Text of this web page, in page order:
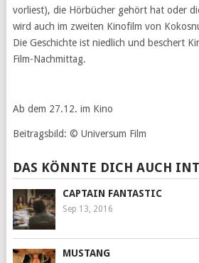
vorliest), die Hörbücher gehört hat oder
wird auch im zweiten Kinofilm von
Die Geschichte ist niedlich und beschert
Film-Nachmittag.
Ab dem 27.12. im Kino
Beitragsbild: © Universum Film
DAS KÖNNTE DICH AUCH
CAPTAIN FANTASTIC
Sep 13, 2016
MUSTANG